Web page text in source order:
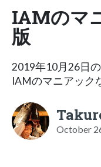
IAMのマ
版
2019年10月26日
IAMのマニアック
October